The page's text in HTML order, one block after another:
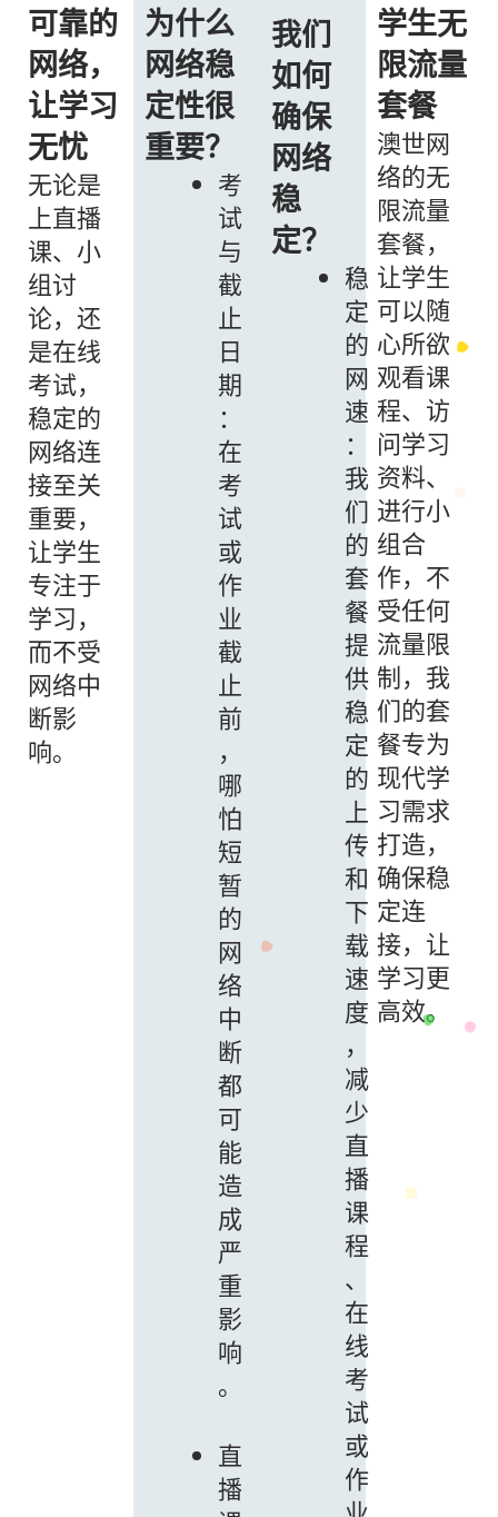
可靠的
网络，
让学习
无忧
无论是
上直播
课、小
组讨
论，还
是在线
考试，
稳定的
网络连
接至关
重要，
让学生
专注于
学习，
而不受
网络中
断影
响。
为什么
网络稳
定性很
重要？
考
试
与
截
止
日
期
：
在
考
试
或
作
业
截
止
前
，
哪
怕
短
暂
的
网
络
中
断
都
可
能
造
成
严
重
影
响
。
直
播
我们
如何
确保
网络
稳
定？
稳
定
的
网
速
：
我
们
的
套
餐
提
供
稳
定
的
上
传
和
下
载
速
度
，
减
少
直
播
课
程
、
在
线
考
试
或
作
学生无
限流量
套餐
澳世网
络的无
限流量
套餐，
让学生
可以随
心所欲
观看课
程、访
问学习
资料、
进行小
组合
作，不
受任何
流量限
制，我
们的套
餐专为
现代学
习需求
打造，
确保稳
定连
接，让
学习更
高效。